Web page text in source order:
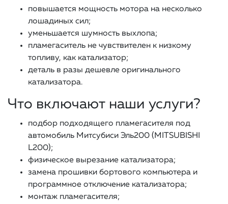
повышается мощность мотора на несколько
лошадиных сил;
уменьшается шумность выхлопа;
пламегаситель не чувствителен к низкому
топливу, как катализатор;
деталь в разы дешевле оригинального
катализатора.
Что включают наши услуги?
подбор подходящего пламегасителя под
автомобиль Митсубиси Эль200 (MITSUBISHI
L200);
физическое вырезание катализатора;
замена прошивки бортового компьютера и
программное отключение катализатора;
монтаж пламегасителя;